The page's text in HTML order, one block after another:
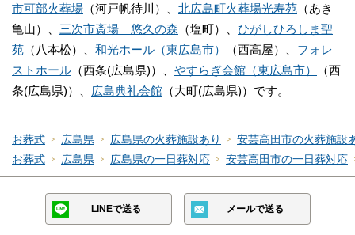
市可部火葬場 （河戸帆待川）、 北広島町火葬場光寿苑 （あき
亀山）、 三次市斎場 悠久の森 （塩町）、 ひがしひろしま聖
苑 （八本松）、 和光ホール（東広島市） （西高屋）、 フォレ
ストホール （西条(広島県)）、 やすらぎ会館（東広島市）
（西
条(広島県)）、 広島典礼会館 （大町(広島県)）です。
お葬式 広島県 広島県の火葬施設あり
安芸高田市の火葬施設
お葬式
広島県 広島県の一日葬対応 安芸高田市の一日葬対応
LINEで送る メールで送る